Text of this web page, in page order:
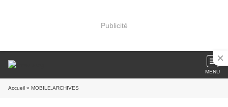
Publicité
MENU
Accueil » MOBILE.ARCHIVES